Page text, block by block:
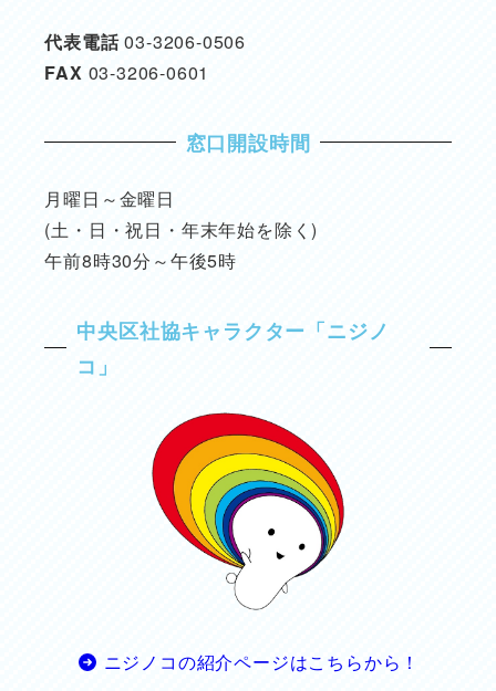
代表電話03-3206-0506
FAX 03-3206-0601
窓口開設時間
月曜日～金曜日
(土・日・祝日・年末年始を除く)
午前8時30分～午後5時
中央区社協キャラクター「ニジノ
コ」
ニジノコの紹介ページはこちらから！